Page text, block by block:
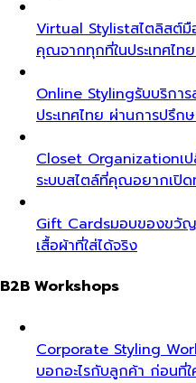
Virtual Stylistสไตลิสต์
คุณจากทุกที่ในประเทศไ
Online Stylingรับบริกา
ประเทศไทย ผ่านการปรึก
Closet Organizationเ
ระบบสไตล์ที่คุณอยากเปิด
Gift Cardsมอบของขวัญ
เสื้อผ้าที่ใส่ได้จริง
B2B Workshops
Corporate Styling
บอกอะไรกับลูกค้า ก่อนที่ใ